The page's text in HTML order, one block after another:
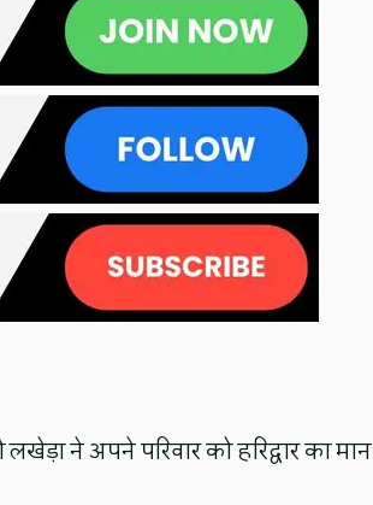
लखेड़ा ने अपने परिवार को हरिद्वार का मान